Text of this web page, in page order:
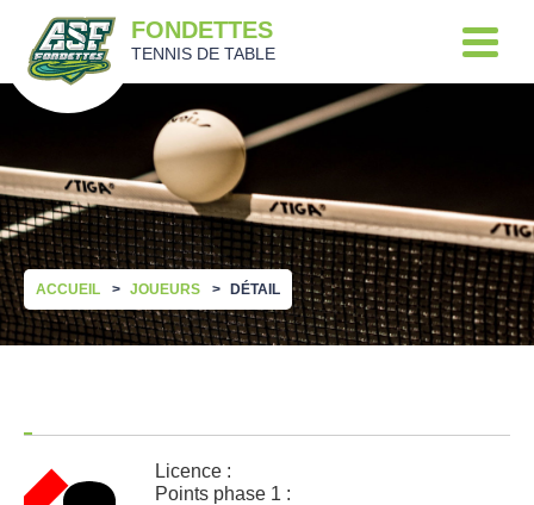
FONDETTES
TENNIS DE TABLE
ACCUEIL JOUEURS DÉTAIL
Licence :
Points phase 1 :